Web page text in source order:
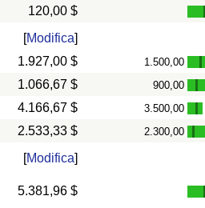
120,00 $
[Modifica]
1.927,00 $ 1.500,00 -
1.066,67 $ 900,00 -
4.166,67 $ 3.500,00 -
2.533,33 $ 2.300,00 -
[Modifica]
5.381,96 $